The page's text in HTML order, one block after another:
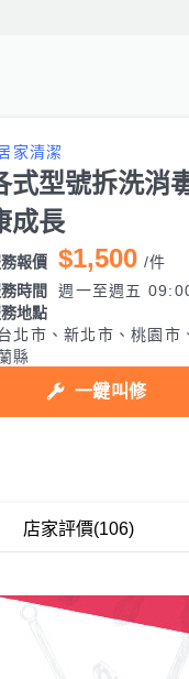
家清潔
式型號拆洗消
成長
報價 $1,500 /件
時間
週一至週五
地點
北市、新北市、桃園市
縣
一鍵叫修
店家評價(106)